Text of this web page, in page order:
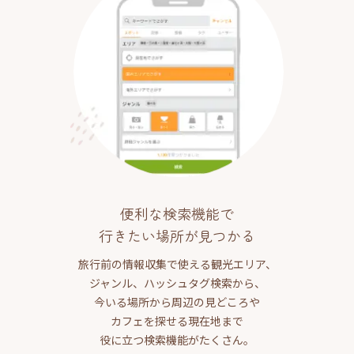
便利な検索機能で
行きたい場所が見つかる
旅行前の情報収集で使える観光エリア、
ジャンル、ハッシュタグ検索から、
今いる場所から周辺の見どころや
カフェを探せる現在地まで
役に立つ検索機能がたくさん。